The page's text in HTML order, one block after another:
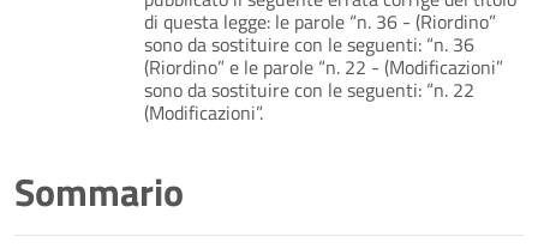
di questa legge: le parole “n. 36 - (Riordino”
sono da sostituire con le seguenti: “n. 36
(Riordino” e le parole “n. 22 - (Modificazioni”
sono da sostituire con le seguenti: “n. 22
(Modificazioni”.
Sommario